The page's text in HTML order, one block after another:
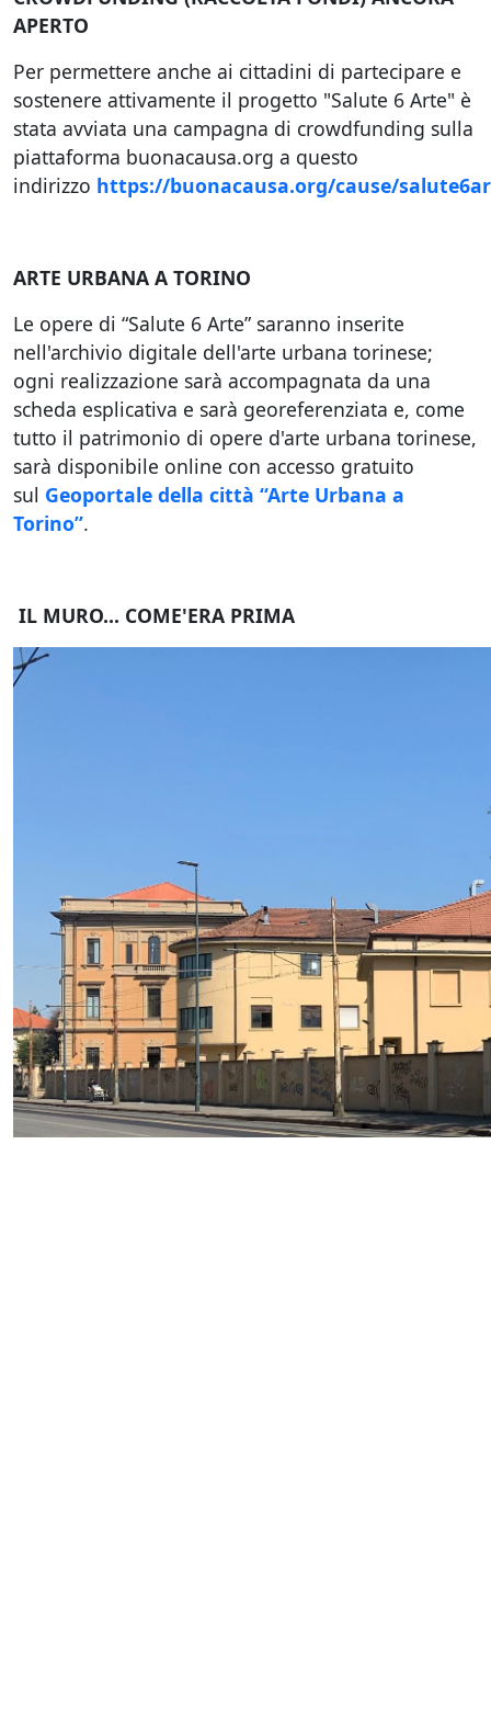
APERTO
Per permettere anche ai cittadini di partecipare e
sostenere attivamente il progetto "Salute 6 Arte" è
stata avviata una campagna di crowdfunding sulla
piattaforma buonacausa.org a questo
indirizzo https://buonacausa.org/cause/
ARTE URBANA A TORINO
Le opere di “Salute 6 Arte” saranno inserite
nell'archivio digitale dell'arte urbana torinese;
ogni realizzazione sarà accompagnata da una
scheda esplicativa e sarà georeferenziata e, come
tutto il patrimonio di opere d'arte urbana torinese,
sarà disponibile online con accesso gratuito
sul Geoportale della città “Arte Urbana a
Torino”.
IL MURO... COME'ERA PRIMA